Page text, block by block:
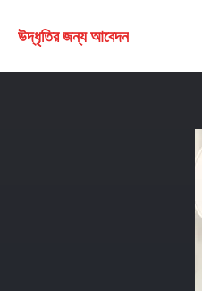
উদ্ধৃতির জন্য আবেদন